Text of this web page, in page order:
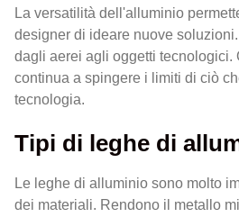
La versatilità dell'alluminio
designer di ideare nuove
dagli aerei agli oggetti tecnologici.
continua a spingere i limiti di ciò
tecnologia.
Tipi di leghe di
Le leghe di alluminio sono molto
dei materiali. Rendono il metallo